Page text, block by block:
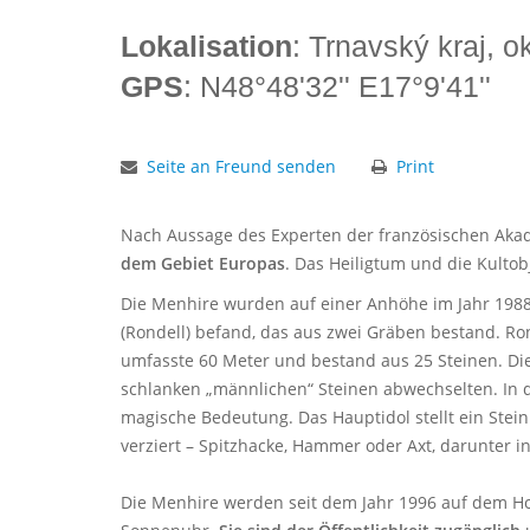
Lokalisation: Trnavský kraj,
GPS: N48°48'32'' E17°9'41''
Seite an Freund senden Print
Nach Aussage des Experten der französischen
dem Gebiet Europas. Das Heiligtum und die
Die Menhire wurden auf einer Anhöhe im Jahr
(Rondell) befand, das aus zwei Gräben bestand.
umfasste 60 Meter und bestand aus 25 Steinen.
schlanken „männlichen“ Steinen abwechselten.
magische Bedeutung. Das Hauptidol stellt ein
verziert – Spitzhacke, Hammer oder Axt, darunter
Die Menhire werden seit dem Jahr 1996 auf dem